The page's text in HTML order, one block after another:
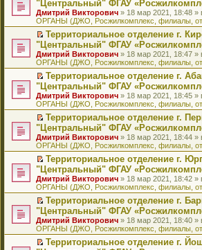
и
ю
щ
е
н
и
ю
у
с
о
о
б
щ
е
н
и
ю
н
н
о
м
с
о
о
б
щ
е
н
и
ю
и
т
а
н
н
о
м
у
с
о
о
б
щ
е
н
и
ю
е
п
р
о
ч
и
т
а
н
н
о
м
у
с
о
о
б
щ
е
н
и
ю
в
о
м
у
н
е
п
р
о
ч
и
т
а
н
н
о
м
у
с
о
о
б
щ
е
н
и
ю
и
к
п
е
р
в
о
м
у
н
е
п
р
о
ч
и
т
а
н
н
о
м
у
с
о
о
б
щ
е
е
р
е
й
т
и
к
п
е
р
в
о
м
у
н
е
п
р
о
ч
и
т
а
н
н
о
м
у
с
"Центральный" ФГАУ
Дмитрий Викторович » 18 мар 2021, 18:48
ОРГАНЫ (ДЖО, Росжилкомплекс, филиалы,
П
е
р
е
й
т
и
к
п
е
р
в
о
м
у
н
е
п
р
о
ч
и
т
а
н
Территориальное отделение г.
"Центральный" ФГАУ
Дмитрий Викторович » 18 мар 2021, 18:47
ОРГАНЫ (ДЖО, Росжилкомплекс, филиалы,
П
е
р
е
й
т
и
к
п
е
р
в
о
м
у
н
е
п
р
о
Территориальное отделение г.
"Центральный" ФГАУ
Дмитрий Викторович » 18 мар 2021, 18:45
ОРГАНЫ (ДЖО, Росжилкомплекс, филиалы,
П
е
р
е
й
т
и
к
п
е
р
в
о
м
у
Территориальное отделение г.
"Центральный" ФГАУ
Дмитрий Викторович » 18 мар 2021, 18:44
ОРГАНЫ (ДЖО, Росжилкомплекс, филиалы,
П
е
р
е
й
т
и
к
п
е
Территориальное отделение г.
"Центральный" ФГАУ
Дмитрий Викторович » 18 мар 2021, 18:42
ОРГАНЫ (ДЖО, Росжилкомплекс, филиалы,
П
е
р
е
й
Территориальное отделение г.
"Центральный" ФГАУ
Дмитрий Викторович » 18 мар 2021, 18:40
ОРГАНЫ (ДЖО, Росжилкомплекс, филиалы,
Территориальное отделение г.